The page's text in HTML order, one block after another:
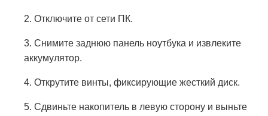
2. Отключите от сети ПК.
3. Снимите заднюю панель ноутбука и извлеките
аккумулятор.
4. Открутите винты, фиксирующие жесткий диск.
5. Сдвиньте накопитель в левую сторону и выньте